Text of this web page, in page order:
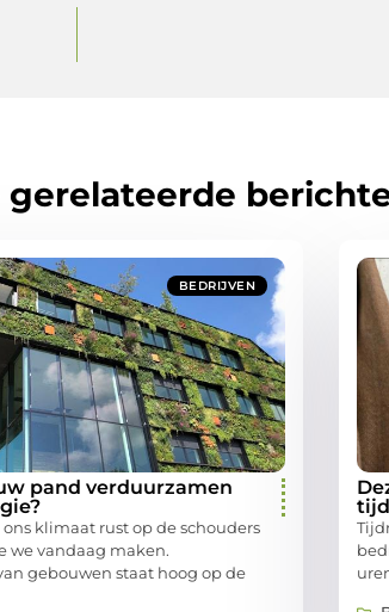
gerelateerde
BEDRIJVEN
pand verduurzamen
klimaat rust op de schouders
we vandaag maken.
gebouwen staat hoog op de